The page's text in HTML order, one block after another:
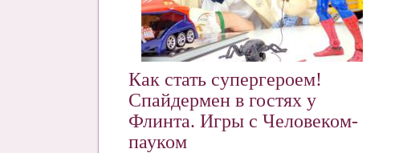
Как стать супергероем!
Спайдермен в гостях у
Флинта. Игры с Человеком-
пауком